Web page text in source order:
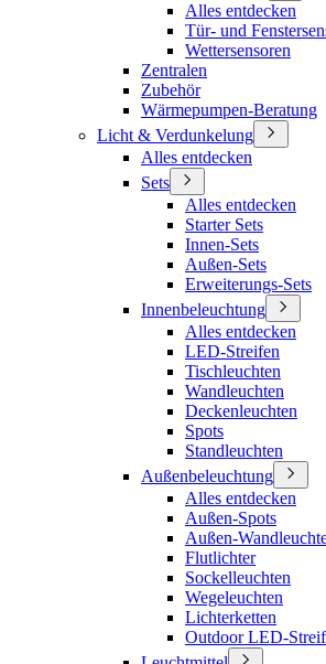
Alles entdecken
Tür- und
Wettersensoren
Zentralen
Zubehör
Wärmepumpen-Beratung
Licht & Verdunkelung
Alles entdecken
Sets
Alles entdecken
Starter Sets
Innen-Sets
Außen-Sets
Erweiterungs-Sets
Innenbeleuchtung
Alles entdecken
LED-Streifen
Tischleuchten
Wandleuchten
Deckenleuchten
Spots
Standleuchten
Außenbeleuchtung
Alles entdecken
Außen-Spots
Außen-
Flutlichter
Sockelleuchten
Wegeleuchten
Lichterketten
Outdoor LED-